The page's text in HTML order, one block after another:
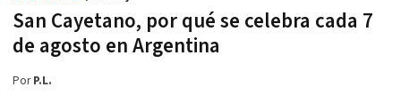
San Cayetano, por qué se celebra cada 7
de agosto en Argentina
PorP.L.